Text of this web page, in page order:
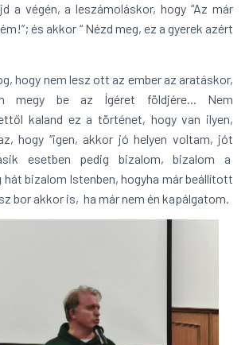
a végén, a leszámoláskor, hogy “Az már
és akkor “ Nézd meg, ez a gyerek azért
hogy nem lesz ott az ember az aratáskor,
megy be az Ígéret földjére... Nem
kaland ez a történet, hogy van ilyen,
hogy “igen, akkor jó helyen voltam, jót
esetben pedig bizalom, bizalom a
hát bizalom Istenben, hogyha már beállított
bor akkor is, ha már nem én kapálgatom.